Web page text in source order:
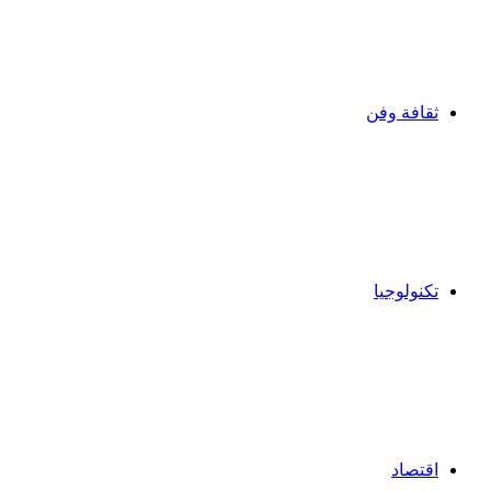
ثقافة وفن
تكنولوجيا
اقتصاد